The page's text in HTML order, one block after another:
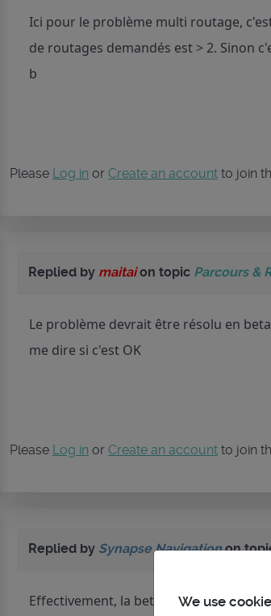
Ici pour le problème multi routage,
de routages demandés est > 2. Sinon
b
Please Log in or Create an account to join
Replied by maitaion topic Parcours &
Le problème devrait être résolu en
me dire si c'est OK
Please Log in or Create an account to join
Replied by Synapse Navigationon
Effectivement, la beta 7 permet de
We use